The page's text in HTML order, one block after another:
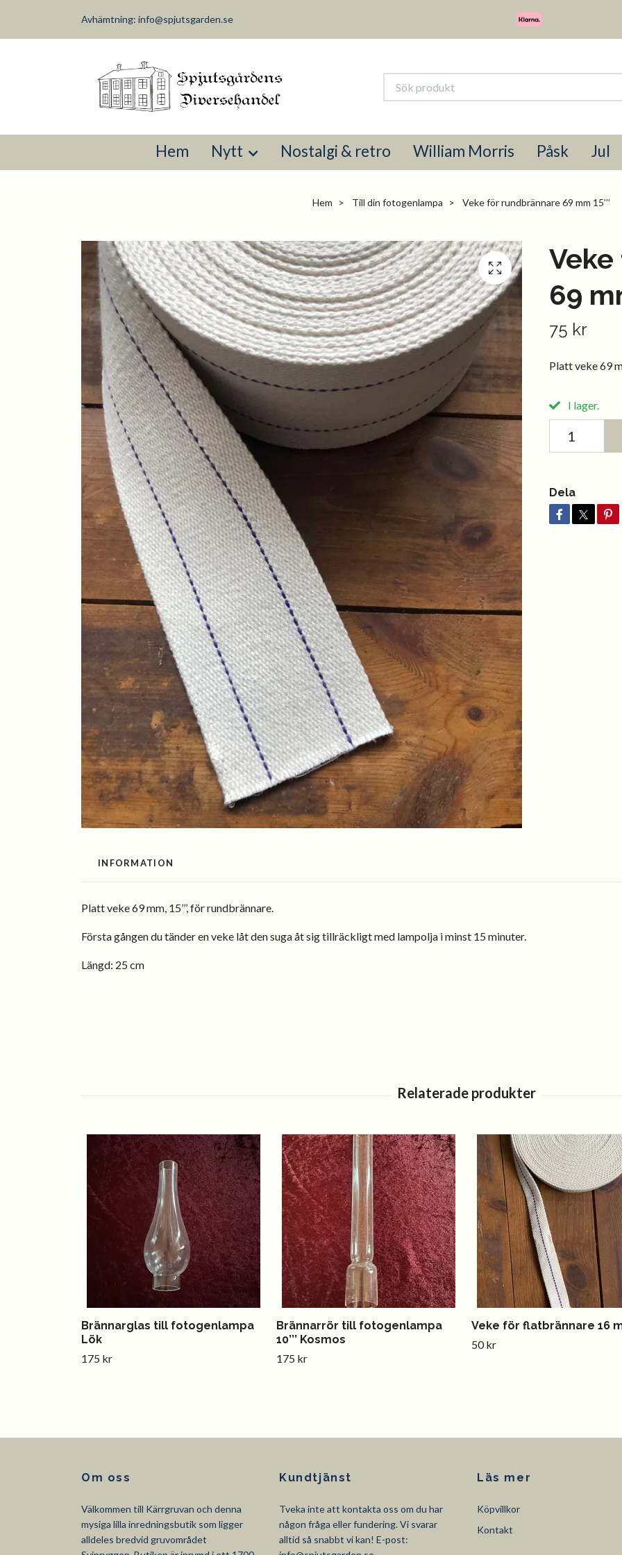
Avhämtning: info@spjutsgarden.se
Hem Nytt Nostalgi & retro William Morris Påsk Jul
Hem Till din fotogenlampa Veke för rundbrännare 69 mm 15’’’
69
75 kr
Platt veke 69
I lager.
Dela
INFORMATION
Platt veke 69 mm, 15’’’, för rundbrännare.
Första gången du tänder en veke låt den suga åt sig tillräckligt med lampolja i minst 15 minuter.
Längd: 25 cm
Brännarglas till fotogenlampa
Lök
175 kr
Brännarrör till fotogenlampa
10’’’ Kosmos
175 kr
Veke för flatbrännare 16
50 kr
Om oss
Välkommen till Kärrgruvan och denna
mysiga lilla inredningsbutik som ligger
alldeles bredvid gruvområdet
Kundtjänst
Tveka inte att kontakta oss om du har
någon fråga eller fundering. Vi svarar
alltid så snabbt vi kan! E-post:
Läs mer
Köpvillkor
Kontakt